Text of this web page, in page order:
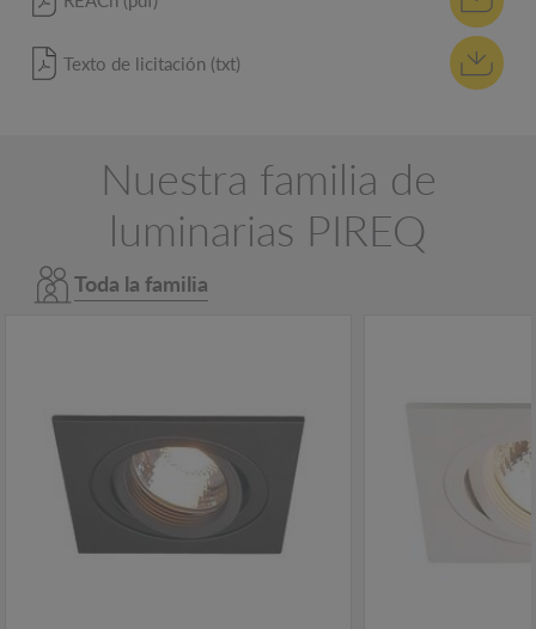
Texto de licitación (txt)
Nuestra familia de
luminarias PIREQ
Toda la familia